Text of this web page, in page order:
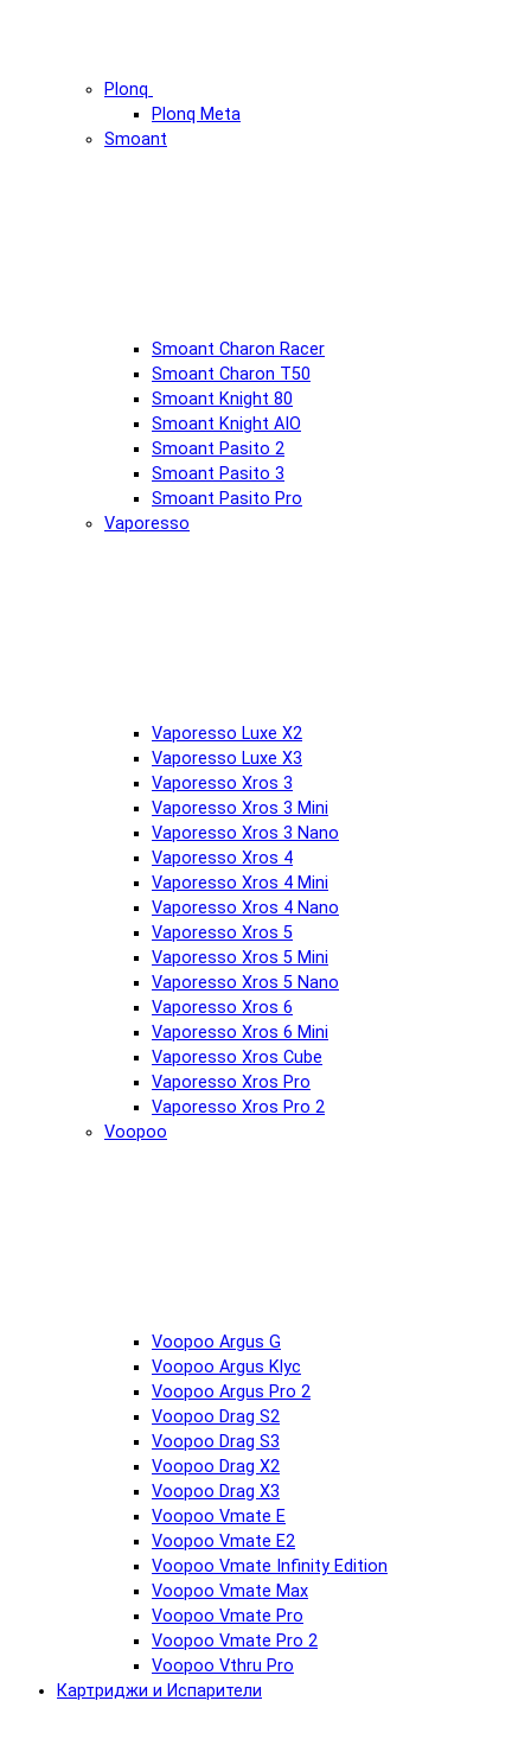
Plonq
Plonq Meta
Smoant
Smoant Charon Racer
Smoant Charon T50
Smoant Knight 80
Smoant Knight AIO
Smoant Pasito 2
Smoant Pasito 3
Smoant Pasito Pro
Vaporesso
Vaporesso Luxe X2
Vaporesso Luxe X3
Vaporesso Xros 3
Vaporesso Xros 3 Mini
Vaporesso Xros 3 Nano
Vaporesso Xros 4
Vaporesso Xros 4 Mini
Vaporesso Xros 4 Nano
Vaporesso Xros 5
Vaporesso Xros 5 Mini
Vaporesso Xros 5 Nano
Vaporesso Xros 6
Vaporesso Xros 6 Mini
Vaporesso Xros Cube
Vaporesso Xros Pro
Vaporesso Xros Pro 2
Voopoo
Voopoo Argus G
Voopoo Argus Klyc
Voopoo Argus Pro 2
Voopoo Drag S2
Voopoo Drag S3
Voopoo Drag X2
Voopoo Drag X3
Voopoo Vmate E
Voopoo Vmate E2
Voopoo Vmate Infinity Edition
Voopoo Vmate Max
Voopoo Vmate Pro
Voopoo Vmate Pro 2
Voopoo Vthru Pro
Картриджи и Испарители